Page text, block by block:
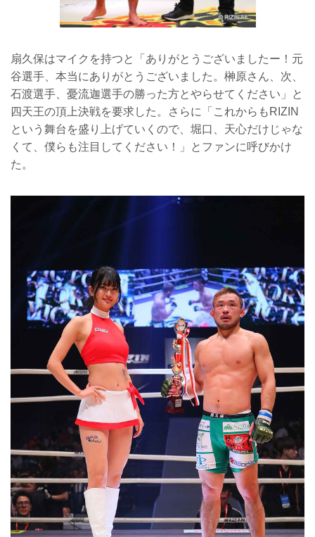
扇久保はマイクを持つと「ありがとうございましたー！元
谷選手、本当にありがとうございました。榊原さん、次、
石渡選手、憂流迦選手の勝った方とやらせてください」と
四天王の頂上決戦を要求した。さらに「これからもRIZIN
という舞台を盛り上げていくので、堀口、天心だけじゃな
くて、僕らも注目してください！」とファンに呼びかけ
た。